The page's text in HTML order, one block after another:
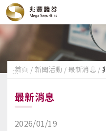
:::首頁 新聞活動 最新消息
最新消息
2026/01/19